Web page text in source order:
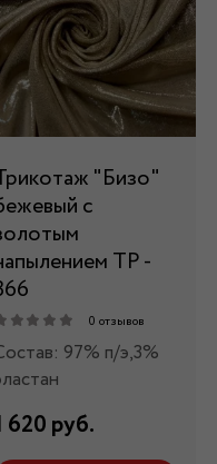
"Бизо"
с
ТР -
0 отзывов
97% п/э,3%
620 руб.